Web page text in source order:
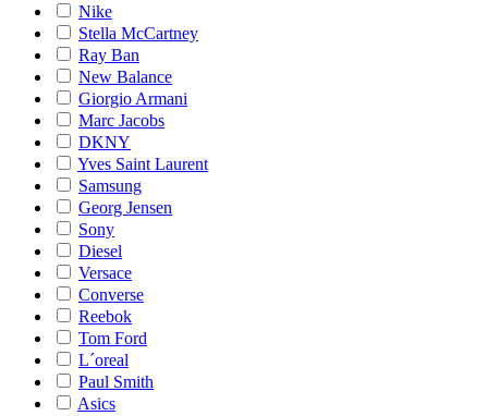
Nike
Stella McCartney
Ray Ban
New Balance
Giorgio Armani
Marc Jacobs
DKNY
Yves Saint Laurent
Samsung
Georg Jensen
Sony
Diesel
Versace
Converse
Reebok
Tom Ford
L´oreal
Paul Smith
Asics